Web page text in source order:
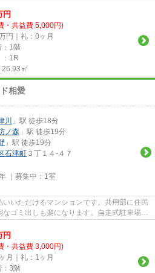
円
・共益費 5,000円)
円｜礼：0ヶ月
：1階
：1R
㎡
相愛
川
」駅 徒歩18分
ノ森 」駅 徒歩19分
」駅 徒歩19分
石津町 ３丁１４-４７
｜募集中： 1室
いただけるマンションです。共用部に住民
ゴミ出しも楽になります。自走式駐車場が
円
・共益費 3,000円)
月｜礼：1ヶ月
：3階